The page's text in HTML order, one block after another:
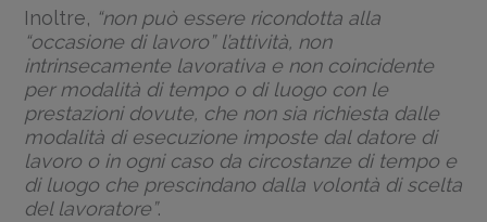
Inoltre, “non può essere ricondotta alla
“occasione di lavoro” l’attività, non
intrinsecamente lavorativa e non coincidente
per modalità di tempo o di luogo con le
prestazioni dovute, che non sia richiesta dalle
modalità di esecuzione imposte dal datore di
lavoro o in ogni caso da circostanze di tempo e
di luogo che prescindano dalla volontà di scelta
del lavoratore”.